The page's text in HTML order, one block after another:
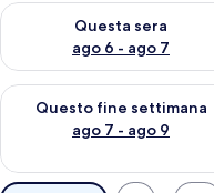
Questa sera
ago 6 - ago 7
Verifica la disponibilità per
Questo fine settimana
ago 7 - ago 9
Verifica la disponibilità